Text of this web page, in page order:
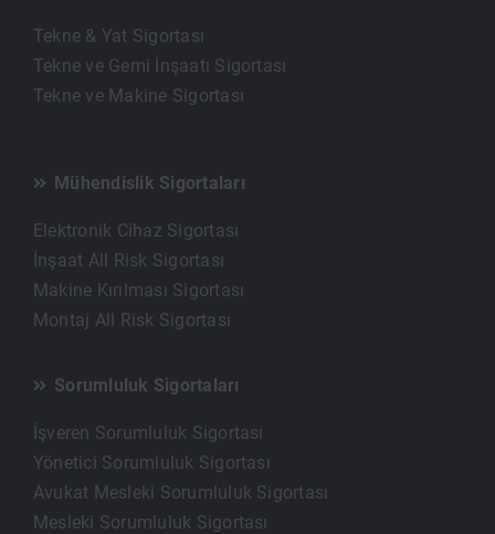
Tekne & Yat Sigortası
Tekne ve Gemi İnşaatı Sigortası
Tekne ve Makine Sigortası
Mühendislik Sigortaları
Elektronik Cihaz Sigortası
İnşaat All Risk Sigortası
Makine Kırılması Sigortası
Montaj All Risk Sigortası
Sorumluluk Sigortaları
İşveren Sorumluluk Sigortası
Yönetici Sorumluluk Sigortası
Avukat Mesleki Sorumluluk Sigortası
Mesleki Sorumluluk Sigortası